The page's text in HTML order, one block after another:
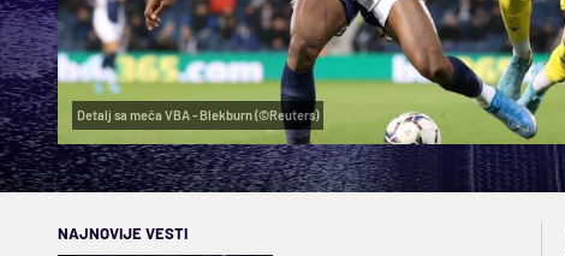
Detalj sa meča VBA - Blekburn (©Reuters)
NAJNOVIJE VESTI